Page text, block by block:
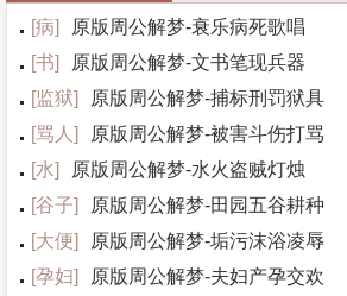
[病]
原版周公解梦-衰乐病死歌唱
[书]
原版周公解梦-文书笔现兵器
[监狱]
原版周公解梦-捕标刑罚狱具
[骂人 ]
原版周公解梦-被害斗伤打骂
[水]
原版周公解梦-水火盗贼灯烛
[谷子]
原版周公解梦-田园五谷耕种
[大便]
原版周公解梦-垢污沫浴凌辱
[孕妇]
原版周公解梦-夫妇产孕交欢